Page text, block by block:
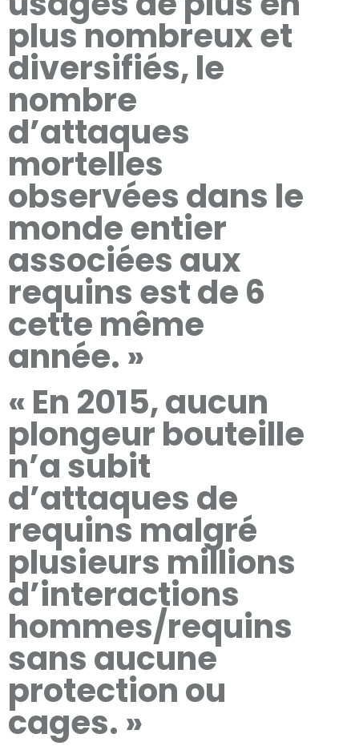
plus nombreux et
diversifiés, le
nombre
d’attaques
mortelles
observées dans le
monde entier
associées aux
requins est de 6
cette même
année. »
« En 2015, aucun
plongeur bouteille
n’a subit
d’attaques de
requins malgré
plusieurs millions
d’interactions
hommes/requins
sans aucune
protection ou
cages. »